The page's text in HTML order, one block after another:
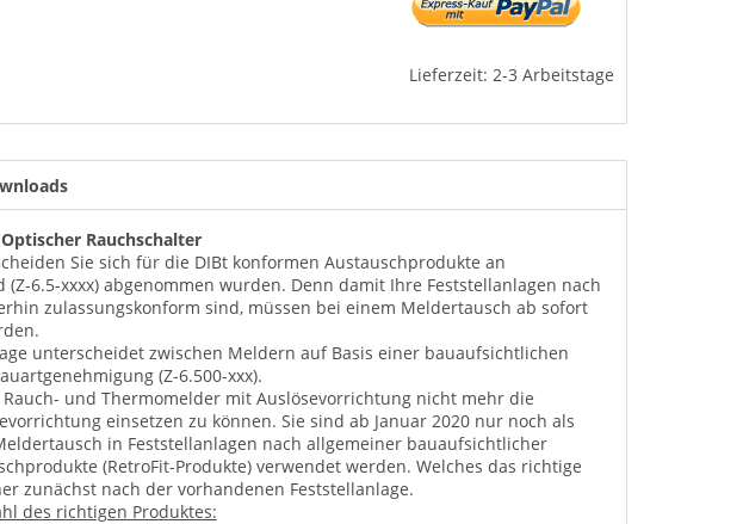
Lieferzeit: 2-3 Arbeitstage
Rauchschalter
Sie sich für die DIBt konformen Austauschprodukte an
6.5-xxxx) abgenommen wurden. Denn damit Ihre Feststellanlagen nach
zulassungskonform sind, müssen bei einem Meldertausch ab sofort
unterscheidet zwischen Meldern auf Basis einer bauaufsichtlichen
(Z-6.500-xxx).
und Thermomelder mit Auslösevorrichtung nicht mehr die
einsetzen zu können. Sie sind ab Januar 2020 nur noch als
in Feststellanlagen nach allgemeiner bauaufsichtlicher
(RetroFit-Produkte) verwendet werden. Welches das richtige
zunächst nach der vorhandenen Feststellanlage.
des richtigen Produktes: